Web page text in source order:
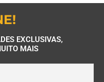
EXCLUSIVAS,
MAIS